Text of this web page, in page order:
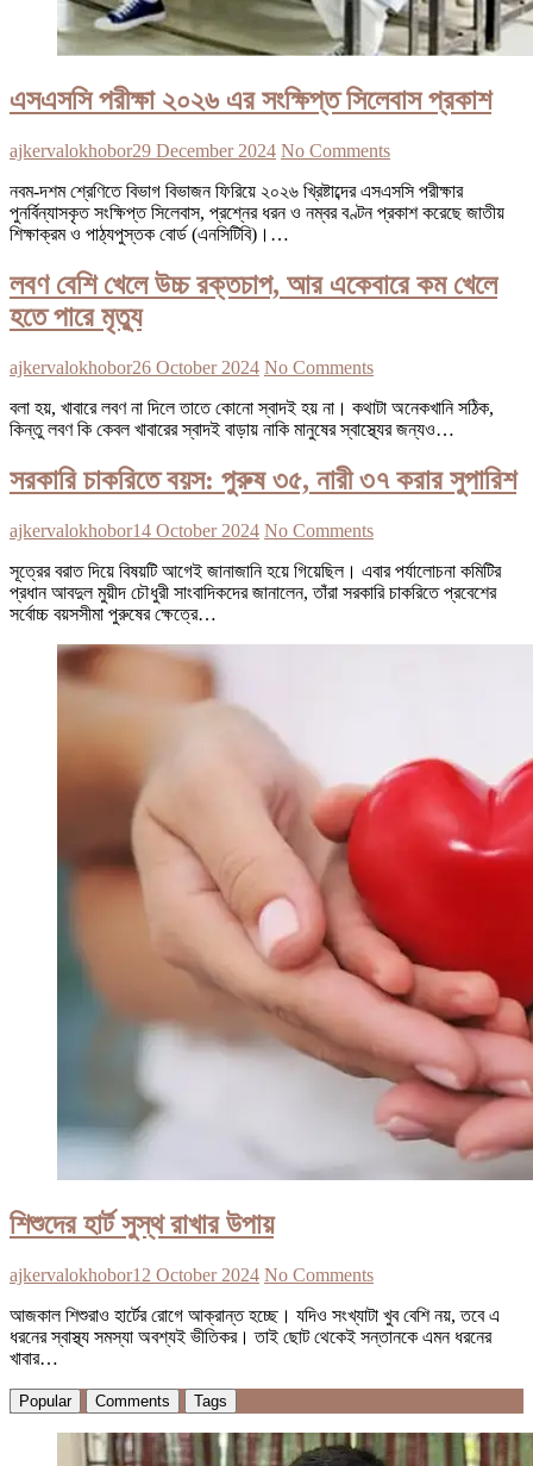
এসএসসি পরীক্ষা ২০২৬ এর সংক্ষিপ্ত সিলেবাস প্রকাশ
ajkervalokhobor29 December 2024 No Comments
নবম-দশম শ্রেণিতে বিভাগ বিভাজন ফিরিয়ে ২০২৬ খ্রিষ্টাব্দের এসএসসি পরীক্ষার
পুনর্বিন্যাসকৃত সংক্ষিপ্ত সিলেবাস, প্রশ্নের ধরন ও নম্বর বণ্টন প্রকাশ করেছে জাতীয়
শিক্ষাক্রম ও পাঠ্যপুস্তক বোর্ড (এনসিটিবি)।…
লবণ বেশি খেলে উচ্চ রক্তচাপ, আর একেবারে কম খেলে
হতে পারে মৃত্যু
ajkervalokhobor26 October 2024 No Comments
বলা হয়, খাবারে লবণ না দিলে তাতে কোনো স্বাদই হয় না। কথাটা অনেকখানি সঠিক,
কিন্তু লবণ কি কেবল খাবারের স্বাদই বাড়ায় নাকি মানুষের স্বাস্থ্যের জন্যও…
সরকারি চাকরিতে বয়স: পুরুষ ৩৫, নারী ৩৭ করার সুপারিশ
ajkervalokhobor14 October 2024 No Comments
সূত্রের বরাত দিয়ে বিষয়টি আগেই জানাজানি হয়ে গিয়েছিল। এবার পর্যালোচনা কমিটির
প্রধান আবদুল মুয়ীদ চৌধুরী সাংবাদিকদের জানালেন, তাঁরা সরকারি চাকরিতে প্রবেশের
সর্বোচ্চ বয়সসীমা পুরুষের ক্ষেত্রে…
শিশুদের হার্ট সুস্থ রাখার উপায়
ajkervalokhobor12 October 2024 No Comments
আজকাল শিশুরাও হার্টের রোগে আক্রান্ত হচ্ছে। যদিও সংখ্যাটা খুব বেশি নয়, তবে এ
ধরনের স্বাস্থ্য সমস্যা অবশ্যই ভীতিকর। তাই ছোট থেকেই সন্তানকে এমন ধরনের
খাবার…
Popular Comments Tags